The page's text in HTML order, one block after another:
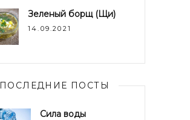
Зеленый борщ (Щи)
14.09.2021
ПОСЛЕДНИЕ ПОСТЫ
Сила воды